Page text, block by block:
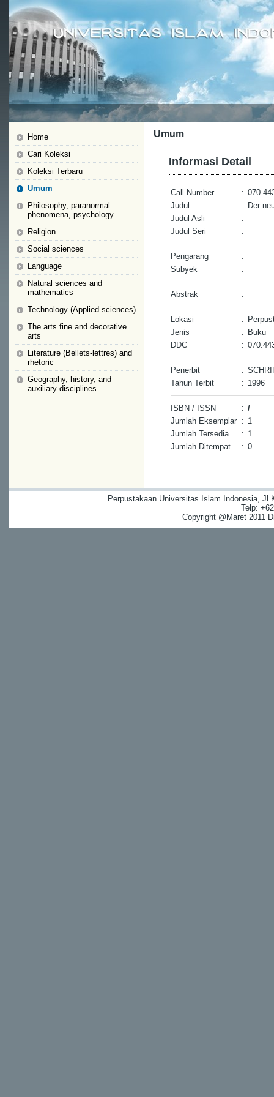
Home
Cari Koleksi
Koleksi Terbaru
Umum
Philosophy, paranormal
phenomena, psychology
Religion
Social sciences
Language
Natural sciences and
mathematics
Technology (Applied sciences)
The arts fine and decorative
arts
Literature (Bellets-lettres) and
rhetoric
Geography, history, and
auxiliary disciplines
Umum
Informasi Detail
Call Number :
Judul
: Der
Judul Asli
:
Judul Seri
:
Pengarang
:
Subyek
:
Abstrak :
Lokasi :
Jenis
: Buku
DDC
:
Penerbit :
Tahun Terbit
: 1996
ISBN / ISSN : /
Jumlah Eksemplar : 1
Jumlah Tersedia
: 1
Jumlah Ditempat
: 0
Perpustakaan Universitas Islam Indonesia, Jl
Telp:
Copyright @Maret 2011